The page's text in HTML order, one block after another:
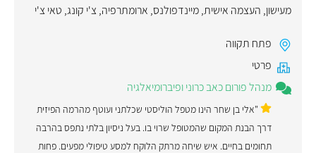
מעישון, העצמה אישית,מיינדפולנס, ארומתרפיה, צ'י קונג, טאי צ'י
פתח תקווה
פרטי
מנהל פורום כאב כרוני ופיברומיאלגיה
"אלי בן שחר הינו מטפל הוליסטי שכלתני ועוטף מהרמה הפיזית
דרך הבנת המקום שהמטופל שרוי בו. בעל ניסיון בלתי נתפס בהרבה
תחומים בחיים. איש שיחה מרתק הלוקח למסע טיפולי מפעים. פחות